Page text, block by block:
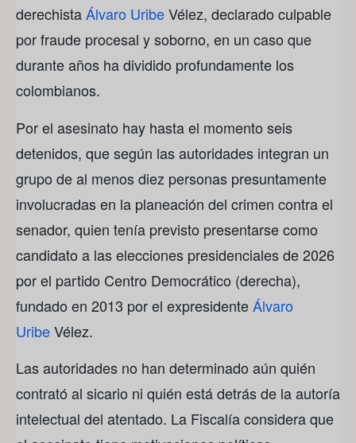
derechistaÁlvaro UribeVélez, declarado culpable
por fraude procesal y soborno, en un caso que
durante años ha dividido profundamente los
colombianos.
Por el asesinato hay hasta el momento seis
detenidos, que según las autoridades integran un
grupo de al menos diez personas presuntamente
involucradas en la planeación del crimen contra el
senador, quien tenía previsto presentarse como
candidato a las elecciones presidenciales de 2026
por el partido Centro Democrático (derecha),
fundado en 2013 por el expresidenteÁlvaro
UribeVélez.
Las autoridades no han determinado aún quién
contrató al sicario ni quién está detrás de la autoría
intelectual del atentado. La Fiscalía considera que